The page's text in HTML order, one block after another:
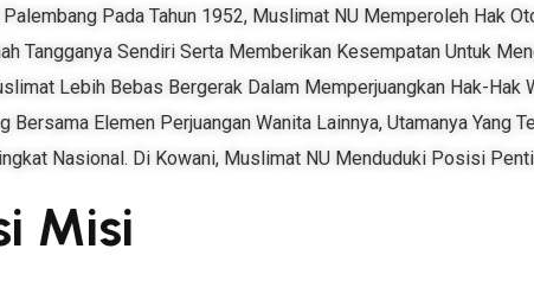
Pada Tahun 1952, Muslimat NU Memperoleh Hak
Tangganya Sendiri Serta Memberikan Kesempatan Untuk
Lebih Bebas Bergerak Dalam Memperjuangkan Hak-Hak
Elemen Perjuangan Wanita Lainnya, Utamanya Yang
Nasional. Di Kowani, Muslimat NU Menduduki Posisi
Misi